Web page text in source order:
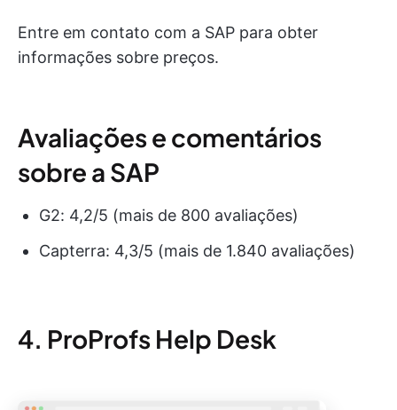
Entre em contato com a SAP para obter
informações sobre preços.
Avaliações e comentários
sobre a SAP
G2: 4,2/5 (mais de 800 avaliações)
Capterra: 4,3/5 (mais de 1.840 avaliações)
4. ProProfs Help Desk